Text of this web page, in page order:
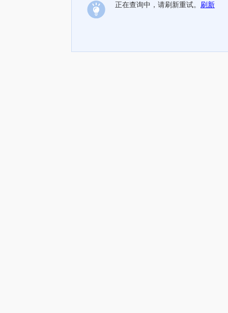
正在查询中，请刷新重试。 刷新